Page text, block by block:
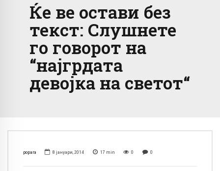
Ќе ве остави без
текст: Слушнете
го говорот на
“најгрдата
девојка на светот“
popara 8 јануари, 2014 17 min 0 0